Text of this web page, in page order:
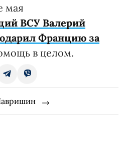
мая
ВСУ Валерий
Францию за
в целом.